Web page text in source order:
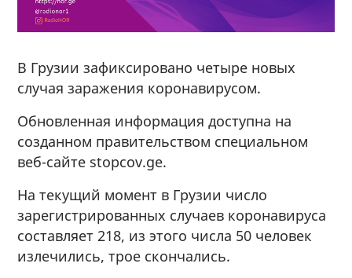
В Грузии зафиксировано четыре новых
случая заражения коронавирусом.
Обновленная информация доступна на
созданном правительством специальном
веб-сайте stopcov.ge.
На текущий момент в Грузии число
зарегистрированных случаев коронавируса
составляет 218, из этого числа 50 человек
излечились, трое скончались.